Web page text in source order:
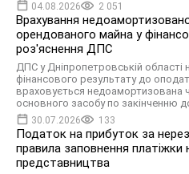
04.08.2026 2 051
Врахування
орендованого майна у
роз'яснення ДПС
ДПС у Дніпропетровській області
фінансового результату до
враховується недоамортизована
основного засобу по закінченню
30.07.2026 133
Податок на прибуток за
правила заповнення платіжки
представництва